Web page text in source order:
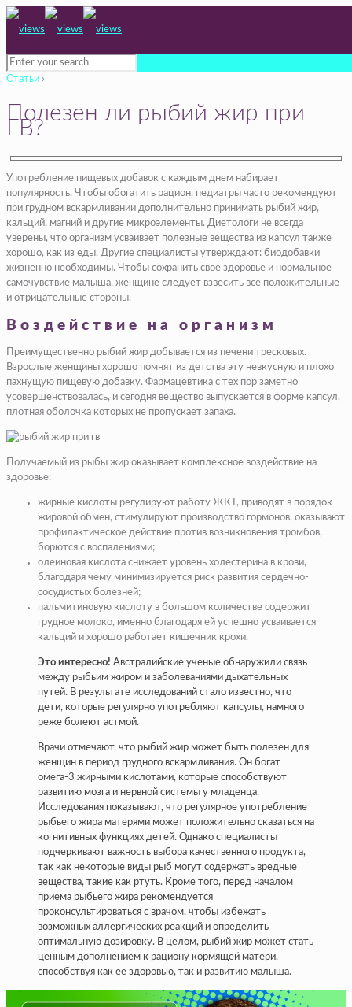
Статьи ›
Полезен ли рыбий жир при
ГВ?
Употребление пищевых добавок с каждым днем набирает
популярность. Чтобы обогатить рацион, педиатры часто рекомендуют
при грудном вскармливании дополнительно принимать рыбий жир,
кальций, магний и другие микроэлементы. Диетологи не всегда
уверены, что организм усваивает полезные вещества из капсул также
хорошо, как из еды. Другие специалисты утверждают: биодобавки
жизненно необходимы. Чтобы сохранить свое здоровье и нормальное
самочувствие малыша, женщине следует взвесить все положительные
и отрицательные стороны.
Воздействие на организм
Преимущественно рыбий жир добывается из печени тресковых.
Взрослые женщины хорошо помнят из детства эту невкусную и плохо
пахнущую пищевую добавку. Фармацевтика с тех пор заметно
усовершенствовалась, и сегодня вещество выпускается в форме капсул,
плотная оболочка которых не пропускает запаха.
Получаемый из рыбы жир оказывает комплексное воздействие на
здоровье:
жирные кислоты регулируют работу ЖКТ, приводят в порядок
жировой обмен, стимулируют производство гормонов, оказывают
профилактическое действие против возникновения тромбов,
борются с воспалениями;
олеиновая кислота снижает уровень холестерина в крови,
благодаря чему минимизируется риск развития сердечно-
сосудистых болезней;
пальмитиновую кислоту в большом количестве содержит
грудное молоко, именно благодаря ей успешно усваивается
кальций и хорошо работает кишечник крохи.
Это интересно! Австралийские ученые обнаружили связь
между рыбьим жиром и заболеваниями дыхательных
путей. В результате исследований стало известно, что
дети, которые регулярно употребляют капсулы, намного
реже болеют астмой.
Врачи отмечают, что рыбий жир может быть полезен для
женщин в период грудного вскармливания. Он богат
омега-3 жирными кислотами, которые способствуют
развитию мозга и нервной системы у младенца.
Исследования показывают, что регулярное употребление
рыбьего жира матерями может положительно сказаться на
когнитивных функциях детей. Однако специалисты
подчеркивают важность выбора качественного продукта,
так как некоторые виды рыб могут содержать вредные
вещества, такие как ртуть. Кроме того, перед началом
приема рыбьего жира рекомендуется
проконсультироваться с врачом, чтобы избежать
возможных аллергических реакций и определить
оптимальную дозировку. В целом, рыбий жир может стать
ценным дополнением к рациону кормящей матери,
способствуя как ее здоровью, так и развитию малыша.